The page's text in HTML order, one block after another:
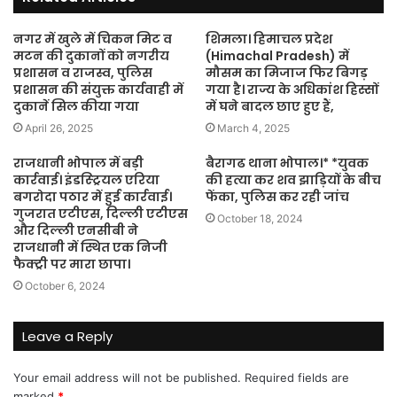
नगर में खुले में चिकन मिट व
मटन की दुकानों को नगरीय
प्रशासन व राजस्व, पुलिस
प्रशासन की संयुक्त कार्यवाही में
दुकानें सिल कीया गया
April 26, 2025
शिमला। हिमाचल प्रदेश
(Himachal Pradesh) में
मौसम का मिजाज फिर बिगड़
गया है। राज्य के अधिकांश हिस्सों
में घने बादल छाए हुए हैं,
March 4, 2025
राजधानी भोपाल में बड़ी
कार्रवाई। इंडस्ट्रियल एरिया
बगरोदा पठार में हुई कार्रवाई।
गुजरात एटीएस, दिल्ली एटीएस
और दिल्ली एनसीबी ने
राजधानी में स्थित एक निजी
फैक्ट्री पर मारा छापा।
October 6, 2024
बैरागढ थाना भोपाल।* *युवक
की हत्या कर शव झाड़ियों के बीच
फेंका, पुलिस कर रही जांच
October 18, 2024
Leave a Reply
Your email address will not be published. Required fields are